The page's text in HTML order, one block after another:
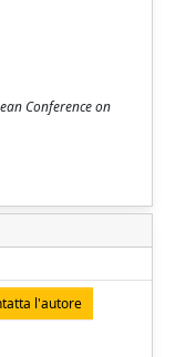
Conference on
l'autore